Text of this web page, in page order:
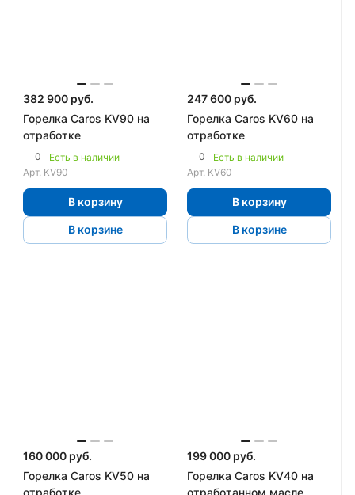
382 900 руб.
Горелка Caros KV90 на
отработке
0
Есть в наличии
Арт. KV90
В корзину
В корзине
247 600 руб.
Горелка Caros KV60 на
отработке
0
Есть в наличии
Арт. KV60
В корзину
В корзине
160 000 руб.
Горелка Caros KV50 на
отработке
199 000 руб.
Горелка Caros KV40 на
отработанном масле